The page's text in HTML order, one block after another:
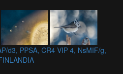
d3, PPSA, CR4 VIP 4, NsMIF/g,